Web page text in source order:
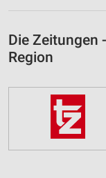
Die Zeitungen
Region